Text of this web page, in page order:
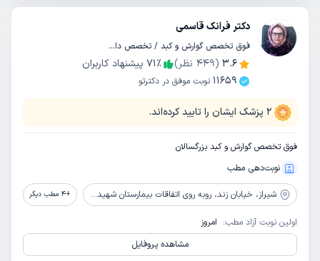
دکتر فرانک قاسمی
فوق تخصص گوارش و کبد / تخصص داخلی
3.6
(
449 نظر) 71٪
پیشنهاد کاربران
11659 نوبت موفق در دکترتو
2 پزشک ایشان را تایید کرده‌اند.
فوق تخصص گوارش و کبد بزرگسالان
نوبت‌دهی مطب
شیراز، خیابان زند، روبه روی اتفاقات بیمارستان شهید فقیهی ( سعدی) نبش کوچه 41، طبقه ششم بانک شهر، مرکز پزشکی شهر +
4 مطب دیگر
اولین نوبت آزاد مطب: امروز
مشاهده پروفایل